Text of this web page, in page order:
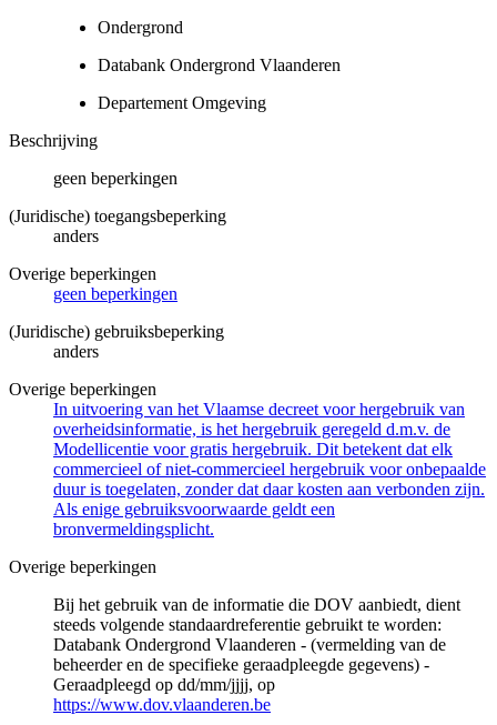
Ondergrond
Databank Ondergrond Vlaanderen
Departement Omgeving
Beschrijving
geen beperkingen
(Juridische) toegangsbeperking
anders
Overige beperkingen
geen beperkingen
(Juridische) gebruiksbeperking
anders
Overige beperkingen
In uitvoering van het Vlaamse decreet voor hergebruik van
overheidsinformatie, is het hergebruik geregeld d.m.v. de
Modellicentie voor gratis hergebruik. Dit betekent dat elk
commercieel of niet-commercieel hergebruik voor onbepaalde
duur is toegelaten, zonder dat daar kosten aan verbonden zijn.
Als enige gebruiksvoorwaarde geldt een
bronvermeldingsplicht.
Overige beperkingen
Bij het gebruik van de informatie die DOV aanbiedt, dient
steeds volgende standaardreferentie gebruikt te worden:
Databank Ondergrond Vlaanderen - (vermelding van de
beheerder en de specifieke geraadpleegde gegevens) -
Geraadpleegd op dd/mm/jjjj, op
https://www.dov.vlaanderen.be